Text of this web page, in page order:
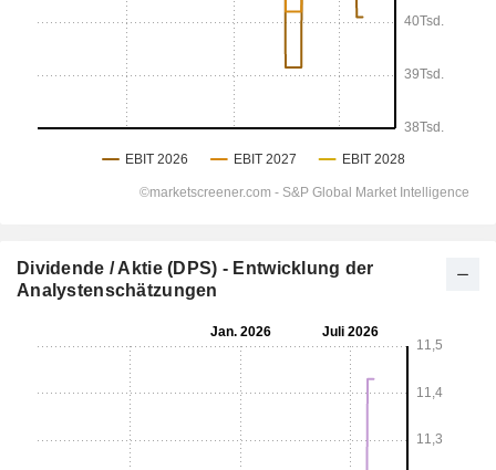
Dividende / Aktie (DPS) - Entwicklung der
Analystenschätzungen